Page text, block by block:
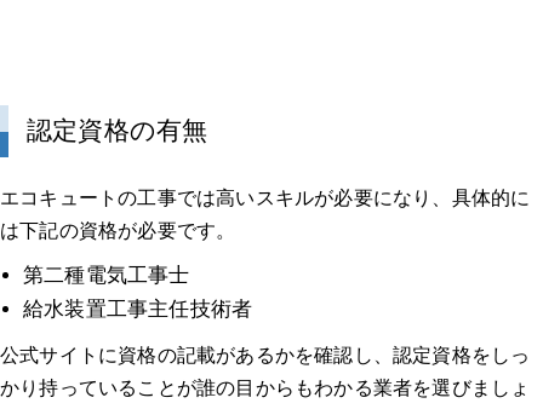
認定資格の有無
エコキュートの工事では高いスキルが必要になり、具体的に
は下記の資格が必要です。
第二種電気工事士
給水装置工事主任技術者
公式サイトに資格の記載があるかを確認し、認定資格をしっ
かり持っていることが誰の目からもわかる業者を選びましょ